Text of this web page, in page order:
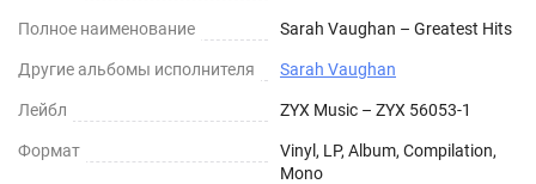
Полное наименование Sarah Vaughan – Greatest Hits
Другие альбомы исполнителя Sarah Vaughan
Лейбл ZYX Music – ZYX 56053-1
Формат
Vinyl, LP, Album, Compilation,
Mono